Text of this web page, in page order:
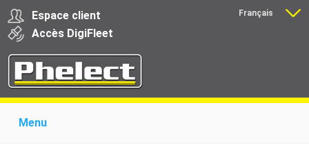
Espace client
Accès DigiFleet
Français
Menu